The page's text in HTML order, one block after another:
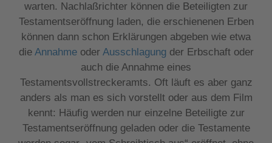
warten. Nachlaßrichter können die Beteiligten zur
Testamentseröffnung laden, die erschienenen Erben
können dann schon Erklärungen abgeben wie etwa
die Annahmeoder Ausschlagungder Erbschaft oder
auch die Annahme eines
Testamentsvollstreckeramts. Oft läuft es aber ganz
anders als man es sich vorstellt oder aus dem Film
kennt: Häufig werden nur einzelne Beteiligte zur
Testamentseröffnung geladen oder die Testamente